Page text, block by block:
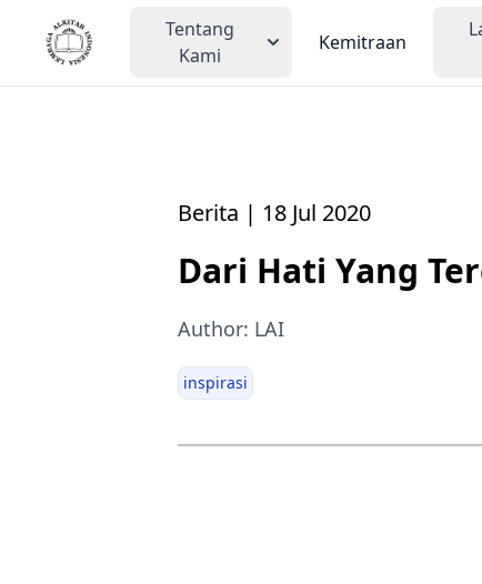
Tentang
Kami
Kemitraan
Berita | 18 Jul 2020
Dari Hati Yang
Author: LAI
inspirasi